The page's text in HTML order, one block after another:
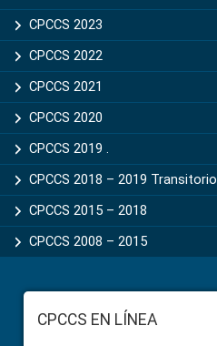
CPCCS 2023
CPCCS 2022
CPCCS 2021
CPCCS 2020
CPCCS 2019 .
CPCCS 2018 – 2019 Transitorio
CPCCS 2015 – 2018
CPCCS 2008 – 2015
FooterCPCCS EN LÍNEA